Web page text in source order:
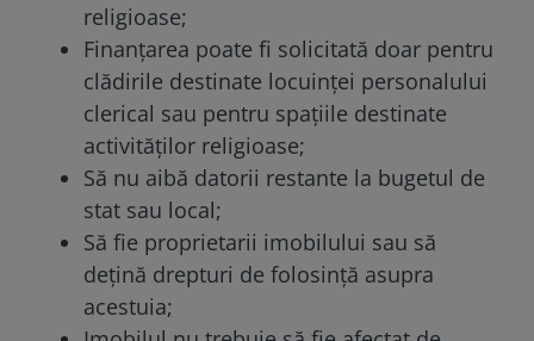
religioase;
Finanțarea poate fi solicitată doar pentru
clădirile destinate locuinței personalului
clerical sau pentru spațiile destinate
activităților religioase;
Să nu aibă datorii restante la bugetul de
stat sau local;
Să fie proprietarii imobilului sau să
dețină drepturi de folosință asupra
acestuia;